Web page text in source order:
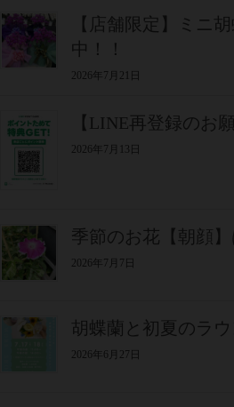
【店舗限定】ミニ
中！！
2026年7月21日
【LINE再登録のお願
2026年7月13日
季節のお花【朝顔
2026年7月7日
胡蝶蘭と初夏のラ
2026年6月27日